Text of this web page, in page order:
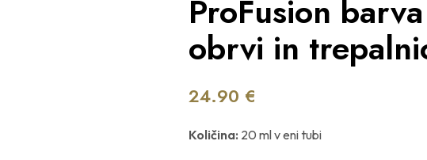
ProFusion
obrvi in
24.90 €
Količina: 20 ml v eni tubi